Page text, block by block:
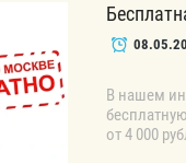
В нашем
от 4 000